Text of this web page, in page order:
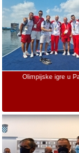
Olimpijske igre u